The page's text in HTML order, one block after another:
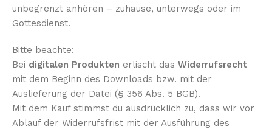
unbegrenzt anhören – zuhause, unterwegs oder im
Gottesdienst.
Bitte beachte:
Bei digitalen Produkten erlischt das Widerrufsrecht
mit dem Beginn des Downloads bzw. mit der
Auslieferung der Datei (§ 356 Abs. 5 BGB).
Mit dem Kauf stimmst du ausdrücklich zu, dass wir vor
Ablauf der Widerrufsfrist mit der Ausführung des